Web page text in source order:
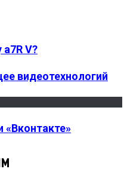
V?
видеотехнологий
«Вконтакте»